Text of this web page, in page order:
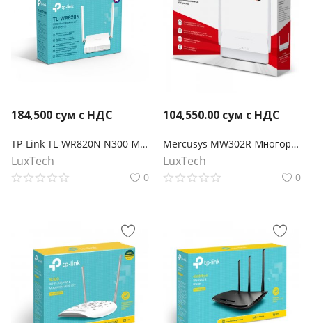
184,500 сум с НДС
TP-Link TL-WR820N N300 Многорежимный Wi‑Fi роутер
LuxTech
0
104,550.00 сум с НДС
Mercusys MW302R Многорежимный Wi‑Fi роутер N300
LuxTech
0